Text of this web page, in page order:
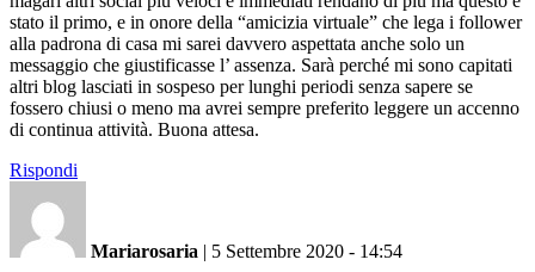
stato il primo, e in onore della “amicizia virtuale” che lega i follower
alla padrona di casa mi sarei davvero aspettata anche solo un
messaggio che giustificasse l’ assenza. Sarà perché mi sono capitati
altri blog lasciati in sospeso per lunghi periodi senza sapere se
fossero chiusi o meno ma avrei sempre preferito leggere un accenno
di continua attività. Buona attesa.
Rispondi
Mariarosaria | 5 Settembre 2020 - 14:54